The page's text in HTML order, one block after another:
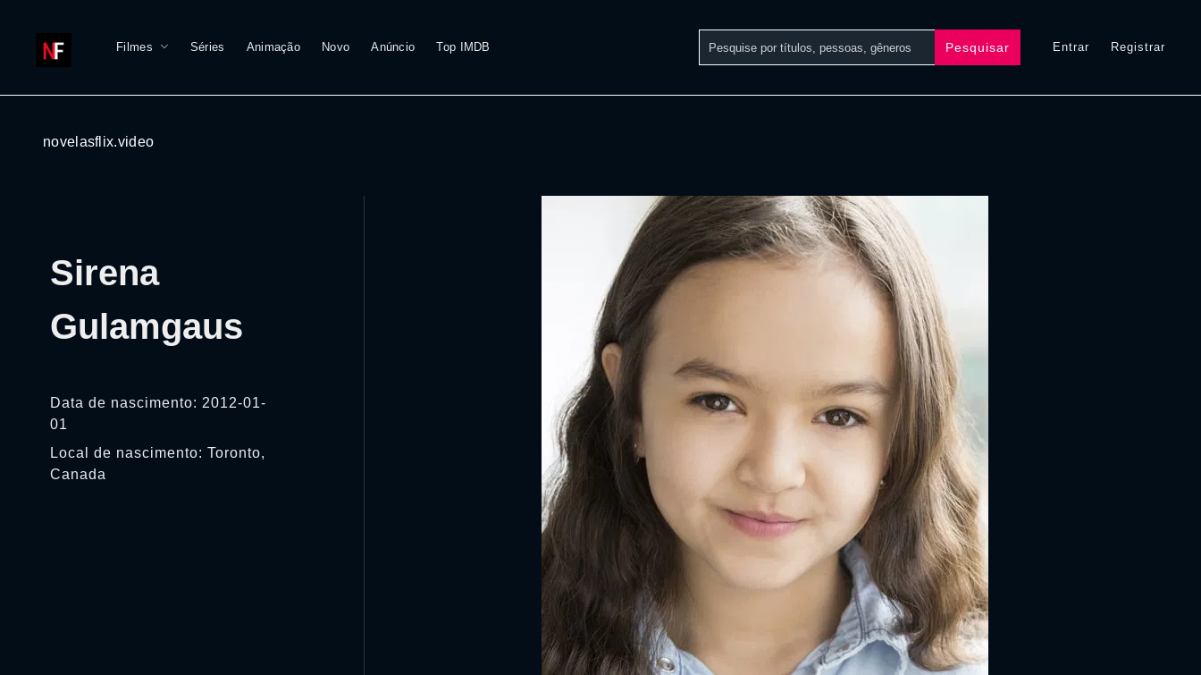
Filmes Séries Animação Novo Anúncio Top IMDB Pesquisar Entrar Registrar
novelasflix.video
Sirena
Gulamgaus
Data de nascimento: 2012-01-
01
Local de nascimento: Toronto,
Canada